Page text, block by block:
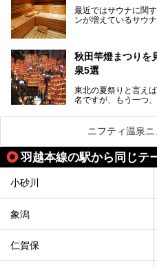
紹介します。
りお届けします。
最近ではサウナに関
ンが増えているサウナ
こだわりを持つ施設
今回はそんな今話題
ススメ温泉・銭湯・
秋田竿燈まつりを
泉5選
東北の夏祭りと言え
名ですが、もう一つ
毎年8月3日から6日
さんの提灯をぶらさ
け声にあわせて秋田
竿燈の数は230本、
なり、秋田の夜を照
竿燈まつりを見た後
ニフティ温泉
羽越本線の駅から同じテ
小砂川
象潟
仁賀保